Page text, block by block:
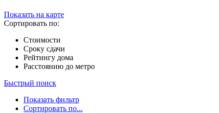
Показать на карте
Сортировать по:
Стоимости
Сроку сдачи
Рейтингу дома
Расстоянию до метро
Быстрый поиск
Показать фильтр
Сортировать по...